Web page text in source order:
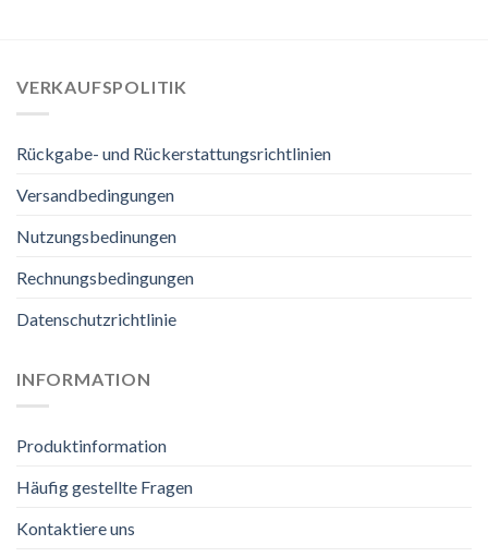
VERKAUFSPOLITIK
Rückgabe- und Rückerstattungsrichtlinien
Versandbedingungen
Nutzungsbedinungen
Rechnungsbedingungen
Datenschutzrichtlinie
INFORMATION
Produktinformation
Häufig gestellte Fragen
Kontaktiere uns